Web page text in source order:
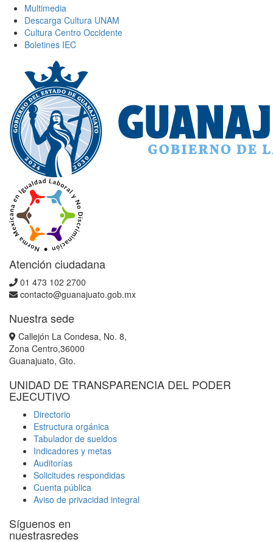
Multimedia
Descarga Cultura UNAM
Cultura Centro Occidente
Boletines IEC
Atención ciudadana
01 473 102 2700
contacto@guanajuato.gob.mx
Nuestra sede
Callejón La Condesa, No. 8,
Zona Centro,36000
Guanajuato, Gto.
UNIDAD DE TRANSPARENCIA DEL PODER
EJECUTIVO
Directorio
Estructura orgánica
Tabulador de sueldos
Indicadores y metas
Auditorías
Solicitudes respondidas
Cuenta pública
Aviso de privacidad integral
Síguenos en
nuestrasredes